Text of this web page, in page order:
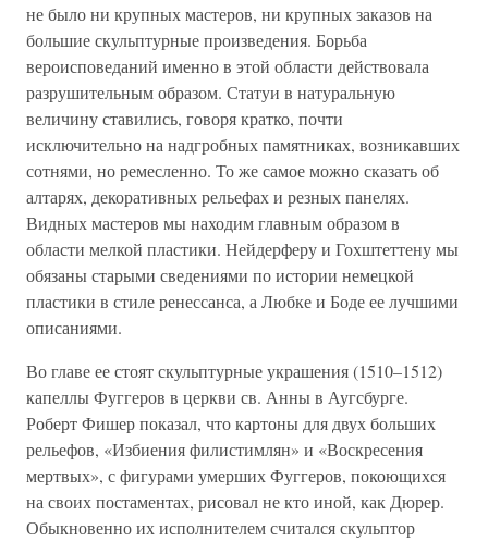
не было ни крупных мастеров, ни крупных заказов на
большие скульптурные произведения. Борьба
вероисповеданий именно в этой области действовала
разрушительным образом. Статуи в натуральную
величину ставились, говоря кратко, почти
исключительно на надгробных памятниках, возникавших
сотнями, но ремесленно. То же самое можно сказать об
алтарях, декоративных рельефах и резных панелях.
Видных мастеров мы находим главным образом в
области мелкой пластики. Нейдерферу и Гохштеттену мы
обязаны старыми сведениями по истории немецкой
пластики в стиле ренессанса, а Любке и Боде ее лучшими
описаниями.
Во главе ее стоят скульптурные украшения (1510–1512)
капеллы Фуггеров в церкви св. Анны в Аугсбурге.
Роберт Фишер показал, что картоны для двух больших
рельефов, «Избиения филистимлян» и «Воскресения
мертвых», с фигурами умерших Фуггеров, покоющихся
на своих постаментах, рисовал не кто иной, как Дюрер.
Обыкновенно их исполнителем считался скульптор